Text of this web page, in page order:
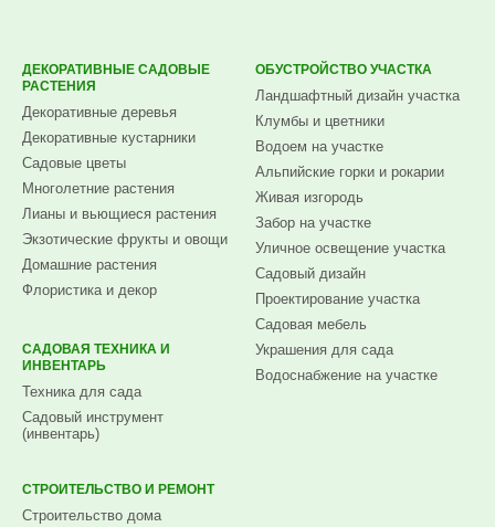
ДЕКОРАТИВНЫЕ САДОВЫЕ
РАСТЕНИЯ
Декоративные деревья
Декоративные кустарники
Садовые цветы
Многолетние растения
Лианы и вьющиеся растения
Экзотические фрукты и овощи
Домашние растения
Флористика и декор
САДОВАЯ ТЕХНИКА И
ИНВЕНТАРЬ
Техника для сада
Садовый инструмент
(инвентарь)
ОБУСТРОЙСТВО УЧАСТКА
Ландшафтный дизайн участка
Клумбы и цветники
Водоем на участке
Альпийские горки и рокарии
Живая изгородь
Забор на участке
Уличное освещение участка
Садовый дизайн
Проектирование участка
Садовая мебель
Украшения для сада
Водоснабжение на участке
СТРОИТЕЛЬСТВО И РЕМОНТ
Строительство дома